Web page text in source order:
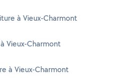
à Vieux-Charmont
Vieux-Charmont
à Vieux-Charmont